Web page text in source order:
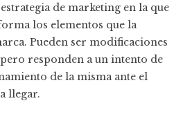
de marketing en la que
los elementos que la
Pueden ser modificaciones
responden a un intento de
de la misma ante el
llegar.